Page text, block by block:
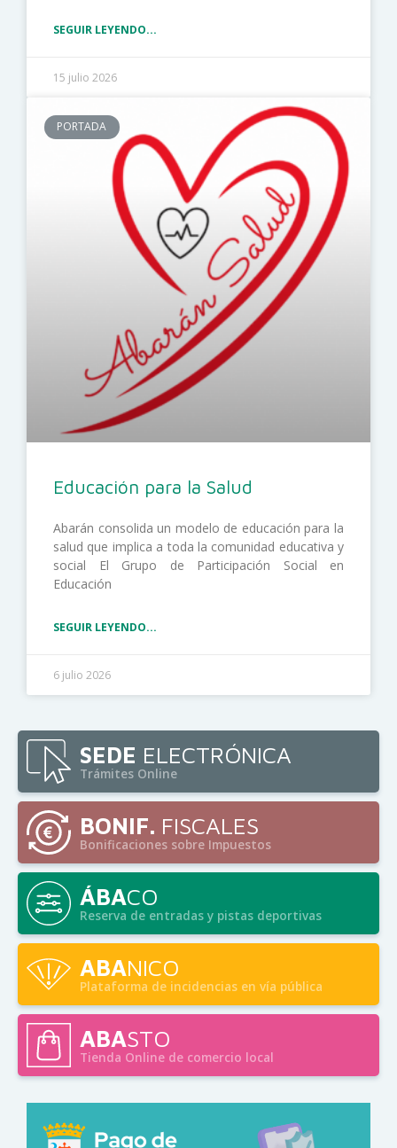
SEGUIR LEYENDO...
15 julio 2026
PORTADA
Educación para la Salud
Abarán consolida un modelo de educación para la
salud que implica a toda la comunidad educativa y
social El Grupo de Participación Social en
Educación
SEGUIR LEYENDO...
6 julio 2026
SEDE ELECTRÓNICA
Trámites Online
BONIF. FISCALES
Bonificaciones sobre Impuestos
ÁBACO
Reserva de entradas y pistas deportivas
ABANICO
Plataforma de incidencias en vía pública
ABASTO
Tienda Online de comercio local